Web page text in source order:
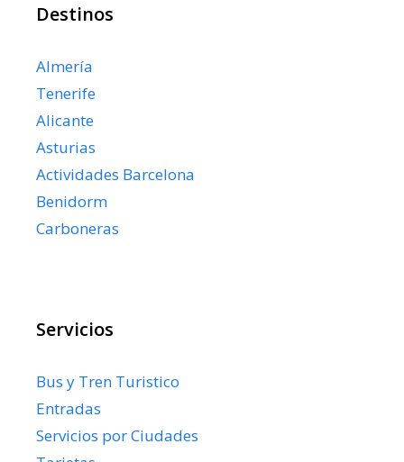
Destinos
Almería
Tenerife
Alicante
Asturias
Actividades Barcelona
Benidorm
Carboneras
Servicios
Bus y Tren Turistico
Entradas
Servicios por Ciudades